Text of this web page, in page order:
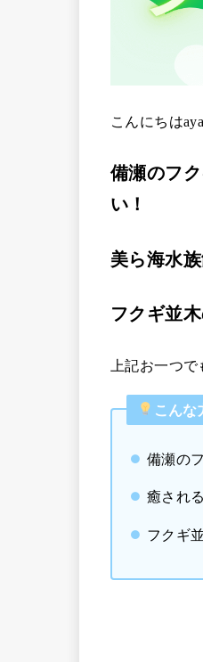
こんにちは
備瀬のフ
い！
美ら海水
フクギ並
上記お一つ
こんな
備瀬の
癒され
フクギ